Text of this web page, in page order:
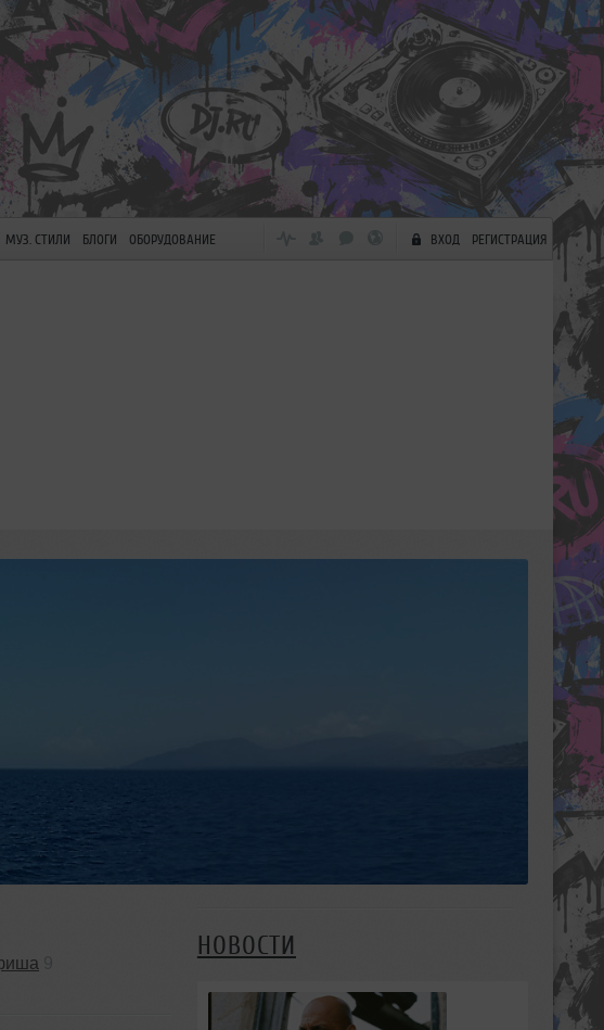
МУЗ. СТИЛИ БЛОГИ ОБОРУДОВАНИЕ ВХОД РЕГИСТРАЦИЯ
НОВОСТИ